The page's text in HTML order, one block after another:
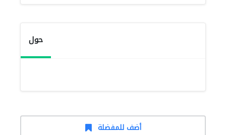
حول
أضف للمفضلة